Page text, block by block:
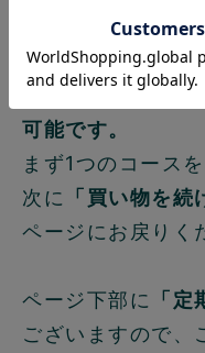
複数コース
はできます
可能です。
まず1つのコース
次に
「買い物を続
ページにお戻りく
ページ下部に 「
ございますので、